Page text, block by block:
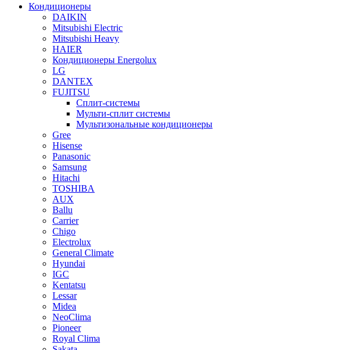
Кондиционеры
DAIKIN
Mitsubishi Electric
Mitsubishi Heavy
HAIER
Кондиционеры Energolux
LG
DANTEX
FUJITSU
Сплит-системы
Мульти-сплит системы
Мультизональные кондиционеры
Gree
Hisense
Panasonic
Samsung
Hitachi
TOSHIBA
AUX
Ballu
Carrier
Chigo
Electrolux
General Climate
Hyundai
IGC
Kentatsu
Lessar
Midea
NeoClima
Pioneer
Royal Clima